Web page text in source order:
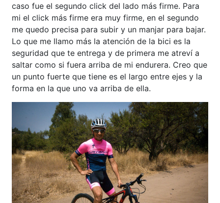
caso fue el segundo click del lado más firme. Para
mi el click más firme era muy firme, en el segundo
me quedo precisa para subir y un manjar para bajar.
Lo que me llamo más la atención de la bici es la
seguridad que te entrega y de primera me atreví a
saltar como si fuera arriba de mi endurera. Creo que
un punto fuerte que tiene es el largo entre ejes y la
forma en la que uno va arriba de ella.